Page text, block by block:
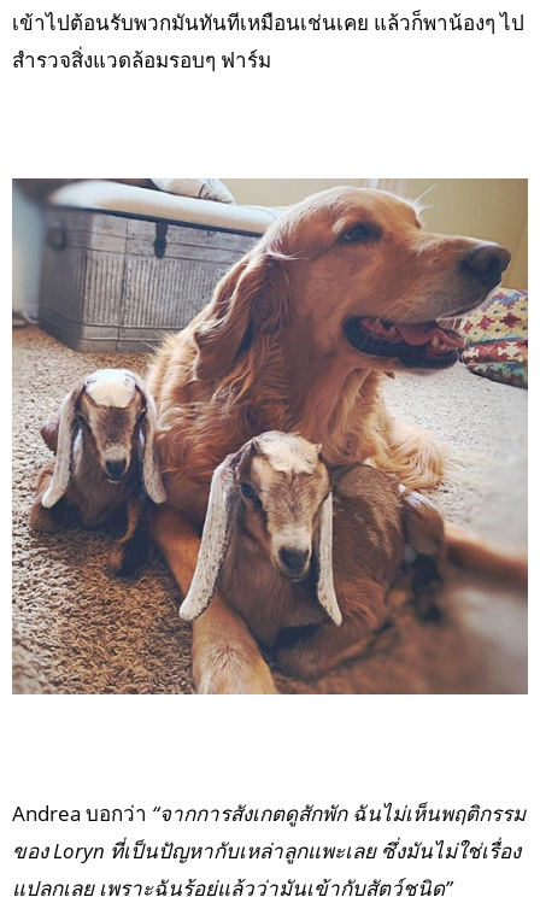
เข้าไปต้อนรับพวกมันทันทีเหมือนเช่นเคย แล้วก็พาน้องๆ ไป
สำรวจสิ่งแวดล้อมรอบๆ ฟาร์ม
Andrea บอกว่า “จากการสังเกตดูสักพัก ฉันไม่เห็นพฤติกรรม
ของ Loryn ที่เป็นปัญหากับเหล่าลูกแพะเลย ซึ่งมันไม่ใช่เรื่อง
แปลกเลย เพราะฉันรู้อยู่แล้วว่ามันเข้ากับสัตว์ชนิด”